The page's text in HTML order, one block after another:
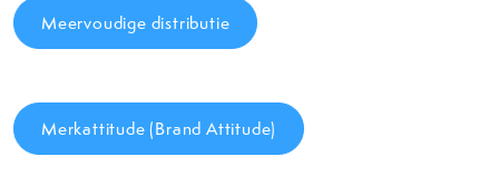
Meervoudige distributie
Merkattitude (Brand Attitude)